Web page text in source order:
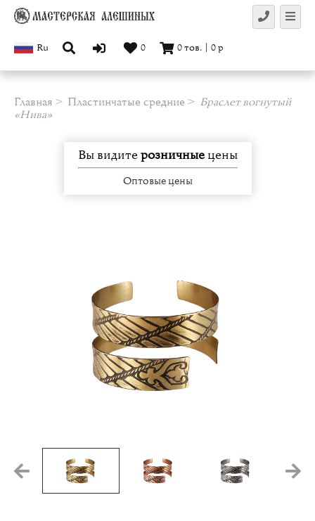
Ru 0 0тов. 0р
Главная Пластинчатые средние
Браслет вогнутый
«Нива»
Вы видитерозничныецены
Оптовые цены